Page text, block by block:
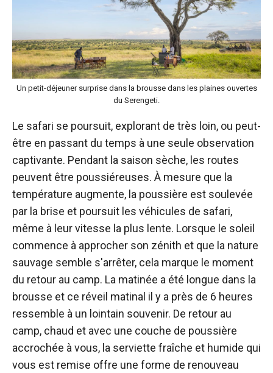
Un petit-déjeuner surprise dans la brousse dans les plaines ouvertes
du Serengeti.
Le safari se poursuit, explorant de très loin, ou peut-
être en passant du temps à une seule observation
captivante. Pendant la saison sèche, les routes
peuvent être poussiéreuses. À mesure que la
température augmente, la poussière est soulevée
par la brise et poursuit les véhicules de safari,
même à leur vitesse la plus lente. Lorsque le soleil
commence à approcher son zénith et que la nature
sauvage semble s'arrêter, cela marque le moment
du retour au camp. La matinée a été longue dans la
brousse et ce réveil matinal il y a près de 6 heures
ressemble à un lointain souvenir. De retour au
camp, chaud et avec une couche de poussière
accrochée à vous, la serviette fraîche et humide qui
vous est remise offre une forme de renouveau